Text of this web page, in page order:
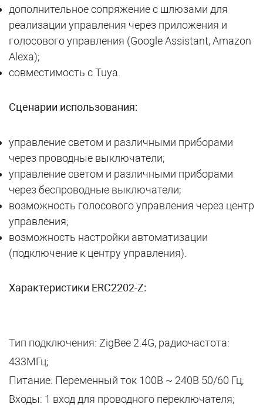
дополнительное сопряжение с шлюзами для
реализации управления через приложения и
голосового управления (Google Assistant, Amazon
Alexa);
совместимость с Tuya.
Сценарии использования:
управление светом и различными приборами
через проводные выключатели;
управление светом и различными приборами
через беспроводные выключатели;
возможность голосового управления через центр
управления;
возможность настройки автоматизации
(подключение к центру управления).
Характеристики ERC2202-Z:
Тип подключения: ZigBee 2.4G, радиочастота:
433МГц;
Питание: Переменный ток 100В ~ 240В 50/60 Гц;
Входы: 1 вход для проводного переключателя;